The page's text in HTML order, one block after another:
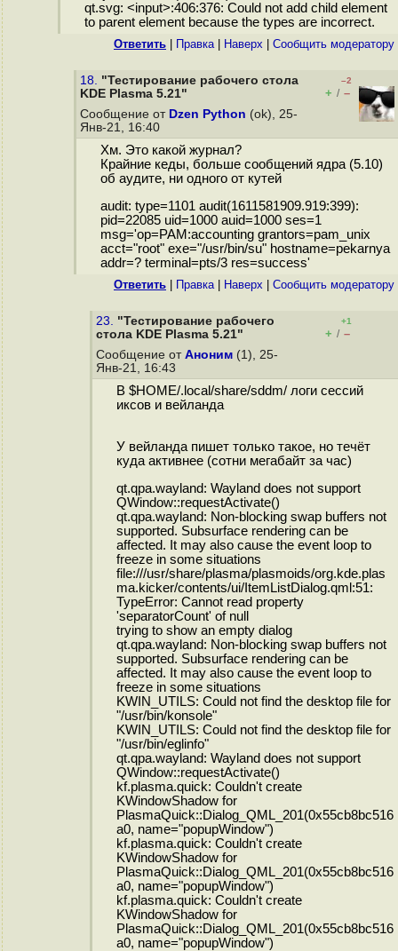
qt.svg: <input>:406:376: Could not add child element
to parent element because the types are incorrect.
Ответить Правка| Наверх Cообщить модератору
18. "Тестирование рабочего стола
KDE Plasma 5.21"
–2
+ / –
Сообщение от Dzen Python (ok), 25-
Янв-21, 16:40
Хм. Это какой журнал?
Крайние кеды, больше сообщений ядра (5.10)
об аудите, ни одного от кутей
audit: type=1101 audit(1611581909.919:399):
pid=22085 uid=1000 auid=1000 ses=1
msg='op=PAM:accounting grantors=pam_unix
acct="root" exe="/usr/bin/su" hostname=pekarnya
addr=? terminal=pts/3 res=success'
Ответить Правка| Наверх Cообщить модератору
23. "Тестирование рабочего
стола KDE Plasma 5.21"
+1
+ / –
Сообщение от Аноним (1), 25-
Янв-21, 16:43
В $HOME/.local/share/sddm/ логи сессий
иксов и вейланда
У вейланда пишет только такое, но течёт
куда активнее (сотни мегабайт за час)
qt.qpa.wayland: Wayland does not support
QWindow::requestActivate()
qt.qpa.wayland: Non-blocking swap buffers not
supported. Subsurface rendering can be
affected. It may also cause the event loop to
freeze in some situations
file:///usr/share/plasma/plasmoids/org.kde.plas
ma.kicker/contents/ui/ItemListDialog.qml:51:
TypeError: Cannot read property
'separatorCount' of null
trying to show an empty dialog
qt.qpa.wayland: Non-blocking swap buffers not
supported. Subsurface rendering can be
affected. It may also cause the event loop to
freeze in some situations
KWIN_UTILS: Could not find the desktop file for
"/usr/bin/konsole"
KWIN_UTILS: Could not find the desktop file for
"/usr/bin/eglinfo"
qt.qpa.wayland: Wayland does not support
QWindow::requestActivate()
kf.plasma.quick: Couldn't create
KWindowShadow for
PlasmaQuick::Dialog_QML_201(0x55cb8bc516
a0, name="popupWindow")
kf.plasma.quick: Couldn't create
KWindowShadow for
PlasmaQuick::Dialog_QML_201(0x55cb8bc516
a0, name="popupWindow")
kf.plasma.quick: Couldn't create
KWindowShadow for
PlasmaQuick::Dialog_QML_201(0x55cb8bc516
a0, name="popupWindow")